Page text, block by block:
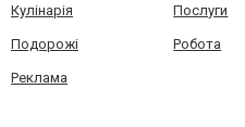
Кулінарія Послуги
Подорожі Робота
Реклама